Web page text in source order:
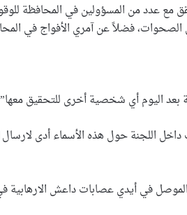
مع عدد من المسؤولين في المحافظة
فضلاً عن آمري الأفواج في
بعد اليوم أي شخصية أخرى للتحقيق
اللجنة حول هذه الأسماء أدى لارسال
في أيدي عصابات داعش الارهابية
العراقية تكسر القيد
الحكومية وفتحت